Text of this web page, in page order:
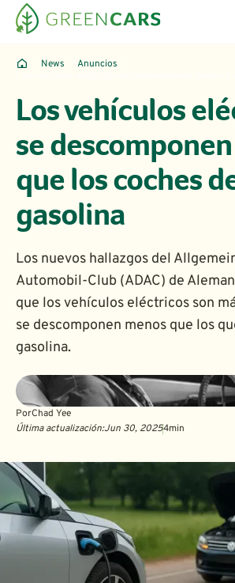
News
Anuncios
Los vehículos
se
que los coches
gasolina
Los nuevos hallazgos del
Automobil-Club (ADAC) de
que los vehículos eléctricos son
se descomponen menos que los
gasolina.
PorChad Yee
Última actualización:Jun 30, 20254min